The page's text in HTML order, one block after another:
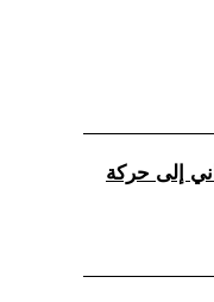
إلى حركة